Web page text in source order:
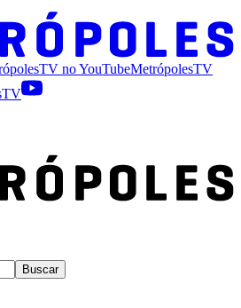
noYouTubeMetrópolesTV
Buscar